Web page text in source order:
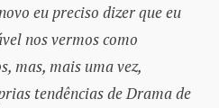
eu preciso dizer que eu
nos vermos como
mas, mais uma vez,
tendências de Drama de